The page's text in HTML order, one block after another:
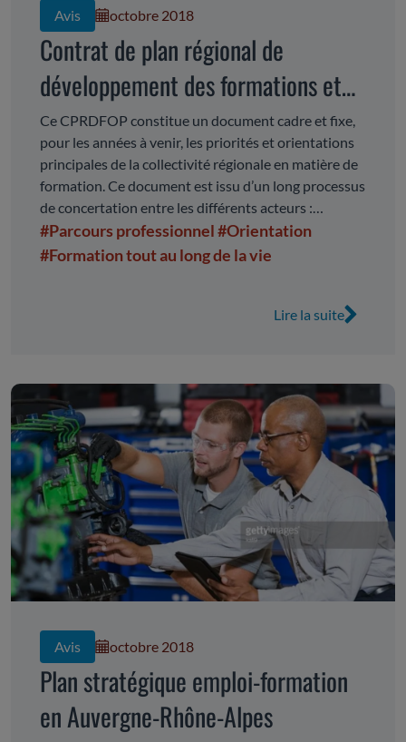
Avis octobre 2018
Contrat de plan régional de
développement des formations et
de l'orientation professionnelles
(CPRDFOP) 2018-2021
Ce CPRDFOP constitue un document cadre et fixe,
pour les années à venir, les priorités et orientations
principales de la collectivité régionale en matière de
formation. Ce document est issu d’un long processus
de concertation entre les différents acteurs :
partenaires sociaux, Etat, Région.
#Parcours professionnel#Orientation
#Formation tout au long de la vie
Lire la suite
Avis octobre 2018
Plan stratégique emploi-formation
en Auvergne-Rhône-Alpes